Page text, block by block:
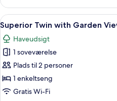
Garden
View
Twin
AC
Indlæs
alle
billeder
af
Superior
Twin
with
1
Superior Twin with Garden
Haveudsigt
1 soveværelse
Plads til 2 personer
1 enkeltseng
Gratis Wi-Fi